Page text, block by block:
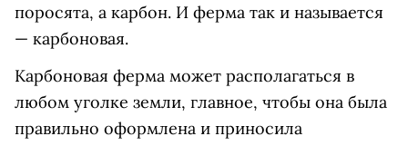
поросята, а карбон. И ферма так и называется
— карбоновая.
Карбоновая ферма может располагаться в
любом уголке земли, главное, чтобы она была
правильно оформлена и приносила